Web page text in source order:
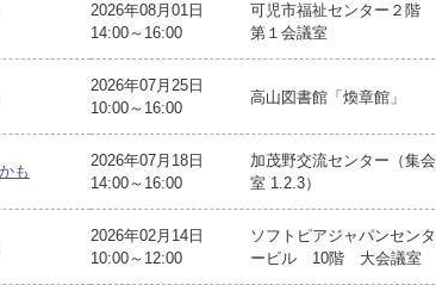
2026年08月01日
14:00～16:00
可児市福祉センター２階
第１会議室
2026年07月25日
10:00～16:00
高山図書館「煥章館」
も
2026年07月18日
14:00～16:00
加茂野交流センター（集会
室 1.2.3）
2026年02月14日
10:00～12:00
ソフトピアジャパンセンタ
ービル 10階 大会議室